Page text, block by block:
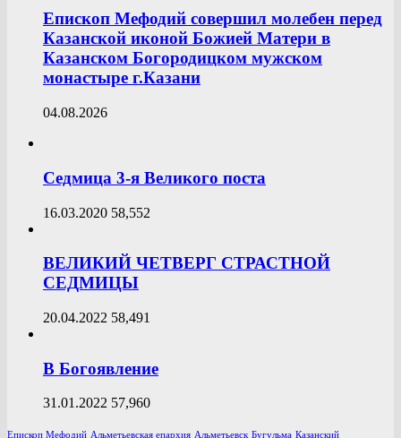
Епископ Мефодий совершил молебен перед
Казанской иконой Божией Матери в
Казанском Богородицком мужском
монастыре г.Казани
04.08.2026
Седмица 3-я Великого поста
16.03.2020 58,552
ВЕЛИКИЙ ЧЕТВЕРГ СТРАСТНОЙ
СЕДМИЦЫ
20.04.2022 58,491
В Богоявление
31.01.2022 57,960
Епископ Мефодий Альметьевская епархия Альметьевск Бугульма Казанский